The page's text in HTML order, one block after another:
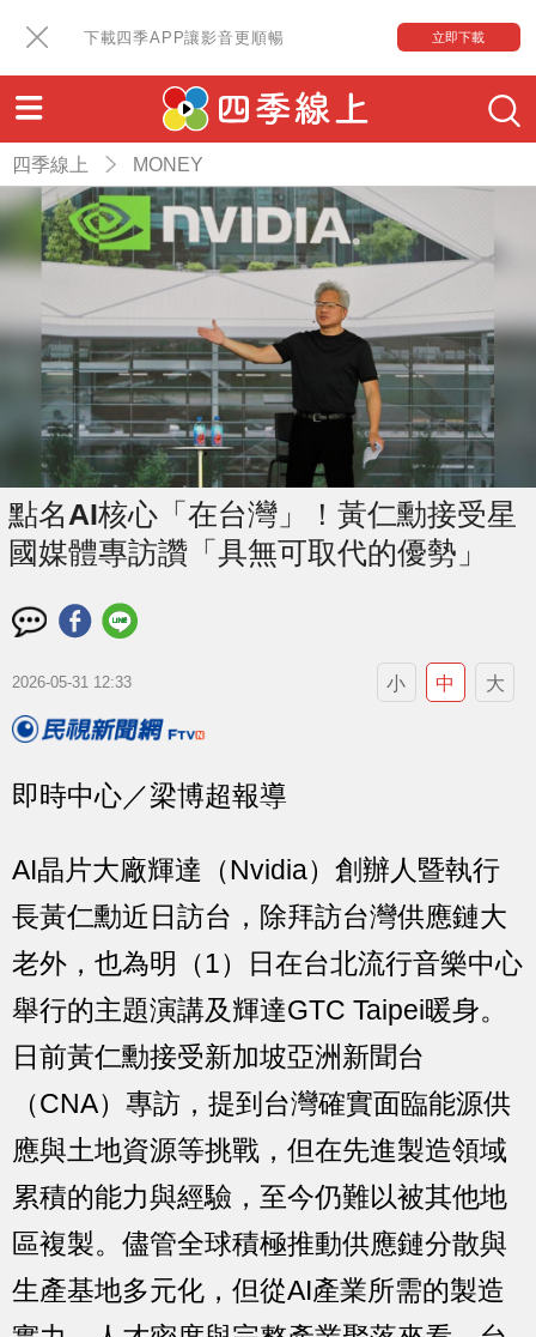
下載四季APP讓影音更順暢 立即下載
四季線上 MONEY
點名AI核心「在台灣」！黃仁勳接受星
國媒體專訪讚「具無可取代的優勢」
2026-05-31 12:33 小 中 大
即時中心／梁博超報導
AI晶片大廠輝達（Nvidia）創辦人暨執行
長黃仁勳近日訪台，除拜訪台灣供應鏈大
老外，也為明（1）日在台北流行音樂中心
舉行的主題演講及輝達GTC Taipei暖身。
日前黃仁勳接受新加坡亞洲新聞台
（CNA）專訪，提到台灣確實面臨能源供
應與土地資源等挑戰，但在先進製造領域
累積的能力與經驗，至今仍難以被其他地
區複製。儘管全球積極推動供應鏈分散與
生產基地多元化，但從AI產業所需的製造